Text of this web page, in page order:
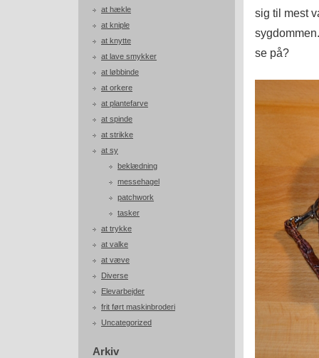
at hækle
at kniple
at knytte
at lave smykker
at løbbinde
at orkere
at plantefarve
at spinde
at strikke
at sy
beklædning
messehagel
patchwork
tasker
at trykke
at valke
at væve
Diverse
Elevarbejder
frit ført maskinbroderi
Uncategorized
Arkiv
sig til mest
se på?